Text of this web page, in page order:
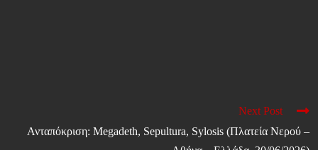
Next Post
Ανταπόκριση: Megadeth, Sepultura, Sylosis (Πλατεία Νερού –